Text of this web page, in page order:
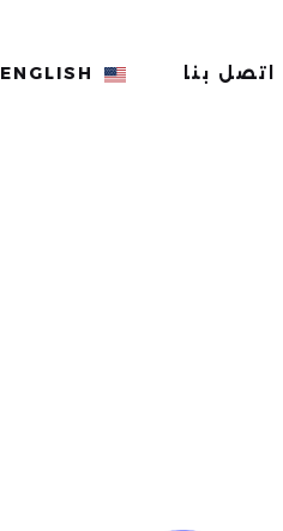
اتصل بنا ENGLISH